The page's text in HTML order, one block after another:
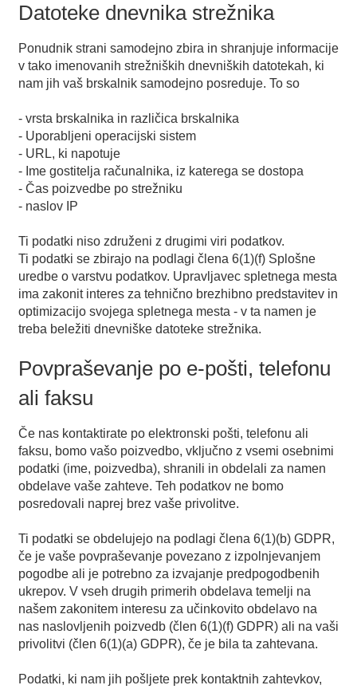
Datoteke dnevnika strežnika
Ponudnik strani samodejno zbira in shranjuje informacije
v tako imenovanih strežniških dnevniških datotekah, ki
nam jih vaš brskalnik samodejno posreduje. To so
- vrsta brskalnika in različica brskalnika
- Uporabljeni operacijski sistem
- URL, ki napotuje
- Ime gostitelja računalnika, iz katerega se dostopa
- Čas poizvedbe po strežniku
- naslov IP
Ti podatki niso združeni z drugimi viri podatkov.
Ti podatki se zbirajo na podlagi člena 6(1)(f) Splošne
uredbe o varstvu podatkov. Upravljavec spletnega mesta
ima zakonit interes za tehnično brezhibno predstavitev in
optimizacijo svojega spletnega mesta - v ta namen je
treba beležiti dnevniške datoteke strežnika.
Povpraševanje po e-pošti, telefonu
ali faksu
Če nas kontaktirate po elektronski pošti, telefonu ali
faksu, bomo vašo poizvedbo, vključno z vsemi osebnimi
podatki (ime, poizvedba), shranili in obdelali za namen
obdelave vaše zahteve. Teh podatkov ne bomo
posredovali naprej brez vaše privolitve.
Ti podatki se obdelujejo na podlagi člena 6(1)(b) GDPR,
če je vaše povpraševanje povezano z izpolnjevanjem
pogodbe ali je potrebno za izvajanje predpogodbenih
ukrepov. V vseh drugih primerih obdelava temelji na
našem zakonitem interesu za učinkovito obdelavo na
nas naslovljenih poizvedb (člen 6(1)(f) GDPR) ali na vaši
privolitvi (člen 6(1)(a) GDPR), če je bila ta zahtevana.
Podatki, ki nam jih pošljete prek kontaktnih zahtevkov,